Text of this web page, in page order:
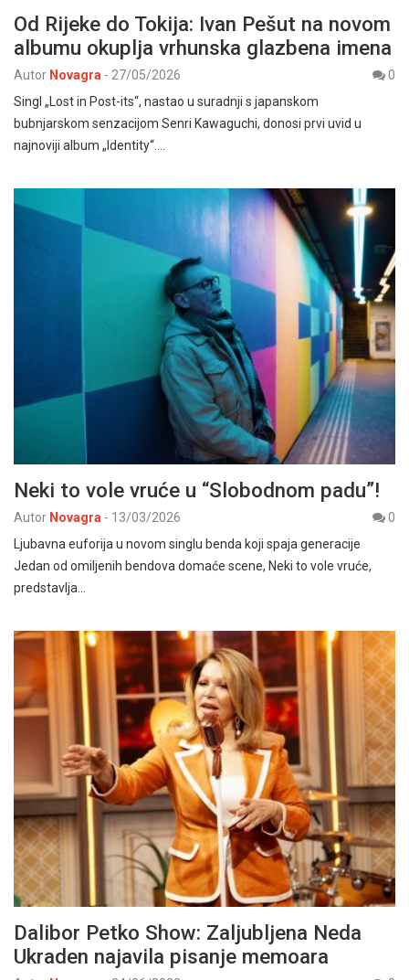
Od Rijeke do Tokija: Ivan Pešut na novom
albumu okuplja vrhunska glazbena imena
Autor Novagra - 27/05/2026
0
Singl „Lost in Post-its“, nastao u suradnji s japanskom
bubnjarskom senzacijom Senri Kawaguchi, donosi prvi uvid u
najnoviji album „Identity“.…
Neki to vole vruće u “Slobodnom padu”!
Autor Novagra - 13/03/2026
0
Ljubavna euforija u novom singlu benda koji spaja generacije
Jedan od omiljenih bendova domaće scene, Neki to vole vruće,
predstavlja…
Dalibor Petko Show: Zaljubljena Neda
Ukraden najavila pisanje memoara